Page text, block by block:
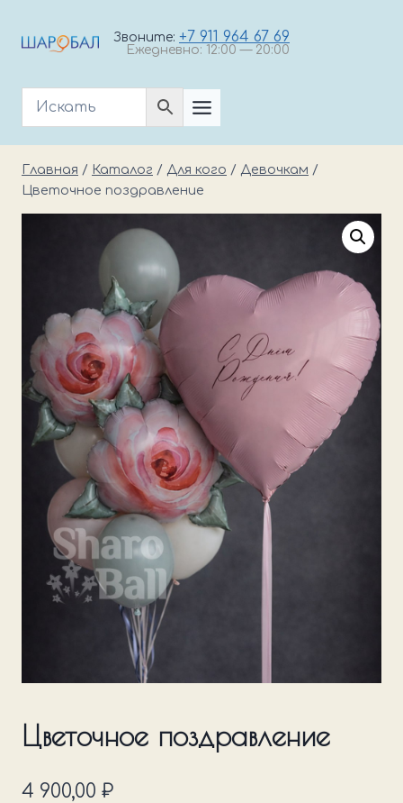
Звоните: +7 911 964 67 69
Ежедневно: 12:00 — 20:00
Главная / Каталог / Для кого / Девочкам /
Цветочное поздравление
Цветочное поздравление
4 900,00 ₽